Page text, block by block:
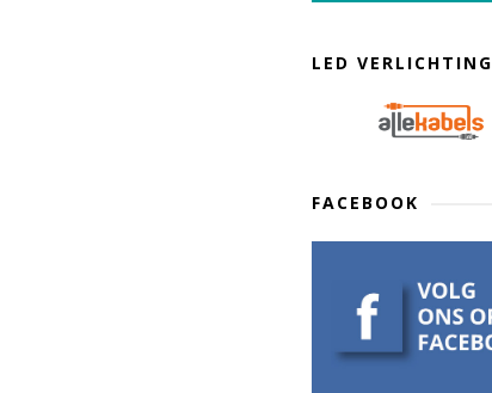
LED VERLICHTING
FACEBOOK